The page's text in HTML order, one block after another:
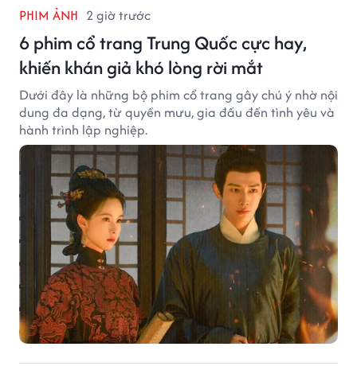
PHIM ẢNH 2 giờ trước
6 phim cổ trang Trung Quốc cực hay,
khiến khán giả khó lòng rời mắt
Dưới đây là những bộ phim cổ trang gây chú ý nhờ nội
dung đa dạng, từ quyền mưu, gia đấu đến tình yêu và
hành trình lập nghiệp.